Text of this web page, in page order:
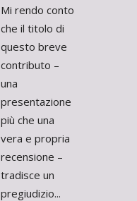
Mi rendo conto
che il titolo di
questo breve
contributo –
una
presentazione
più che una
vera e propria
recensione –
tradisce un
pregiudizio...